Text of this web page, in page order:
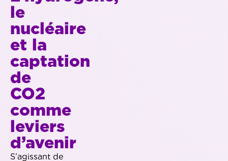
le
nucléaire
et la
captation
de
CO2
comme
leviers
d’avenir
S’agissant de